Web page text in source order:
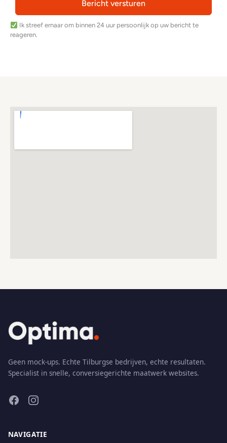
Bericht versturen
Ik streef ernaar om binnen 24 uur persoonlijk op uw bericht te
reageren.
Geen mock-ups. Echte Tilburgse bedrijven, echte resultaten.
Specialist in snelle, conversiegerichte maatwerk websites.
NAVIGATIE